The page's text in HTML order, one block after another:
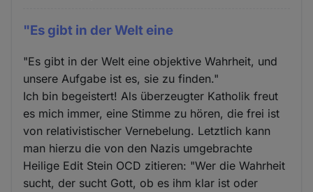
"Es gibt in der Welt eine
"Es gibt in der Welt eine objektive Wahrheit, und
unsere Aufgabe ist es, sie zu finden."
Ich bin begeistert! Als überzeugter Katholik freut
es mich immer, eine Stimme zu hören, die frei ist
von relativistischer Vernebelung. Letztlich kann
man hierzu die von den Nazis umgebrachte
Heilige Edit Stein OCD zitieren: "Wer die Wahrheit
sucht, der sucht Gott, ob es ihm klar ist oder